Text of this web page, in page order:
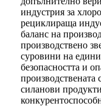
индустрия за
рециклираща
баланс на
производствено
суровини на
безопасността и
производствената
силанови